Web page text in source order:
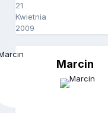
21
Kwietnia
2009
Marcin